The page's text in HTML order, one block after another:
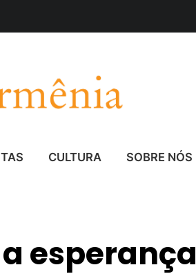
CULTURA SOBRE NÓS
esperança